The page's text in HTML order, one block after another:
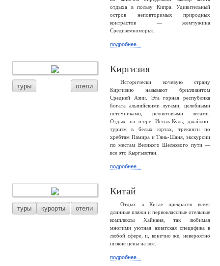
отдыха в пользу Кипра. Удивительный
остров неповторимых природных
контрастов — жемчужина
Средиземноморья.
подробнее...
туры отели
Киргизия
Исторически кочевую страну
Киргизию называют бриллиантом
Средней Азии. Эта горная республика
богата альпийскими лугами, целебными
источниками, реликтовыми лесами.
Отдых на озере Иссык-Куль, джайлоо-
туризм в белых юртах, трекинги по
хребтам Памира и Тянь-Шаня, экскурсии
по местам Великого Шелкового пути —
все это Кыргызстан.
подробнее...
туры курорты отели
Китай
Отдых в Китае прекрасен всем:
длинные пляжи и первоклассные отельные
комплексы Хайнаня, так любимая
многими уютная азиатская специфика в
любой сфере, и, конечно же, невероятно
низкие цены на все.
подробнее...